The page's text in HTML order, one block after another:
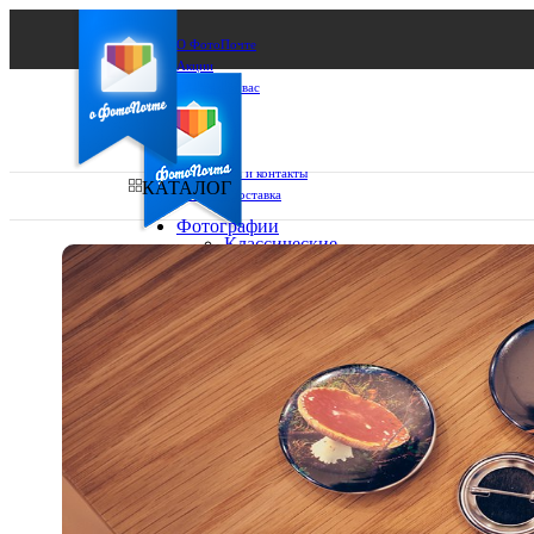
О ФотоПочте
Акции
Сделаем за вас
Бизнесу
FAQ
Франшиза
Поддержка и контакты
Оплата и доставка
Ваш город:
Ваш регион доставки
Выберите из списка:
КАТАЛОГ
Фотографии
Классические
фото
10х10
10х15
13х18
15х15
15х20
20х20
20х30
30х30
30х40
А4
Фото
в